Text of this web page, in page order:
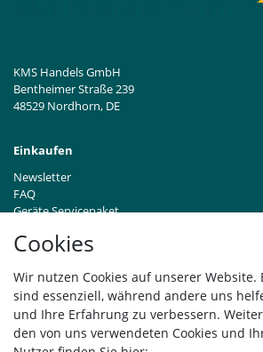
Cookies
Wir nutzen Cookies auf unserer Website.
sind essenziell, während andere uns
und Ihre Erfahrung zu verbessern.
den von uns verwendeten Cookies und
KMS Handels GmbH
Bentheimer Straße 239
48529 Nordhorn, DE
Einkaufen
Newsletter
FAQ
Geräte Servicepaket
Händleranfragen B2B
Widerrufsrecht
Vertrag widerrufen
Versand